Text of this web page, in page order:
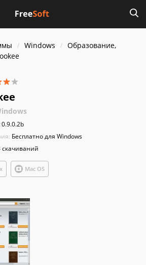
Windows
Образование,
0.9.0.2b
Бесплатно для Windows
скачиваний
Mac OS